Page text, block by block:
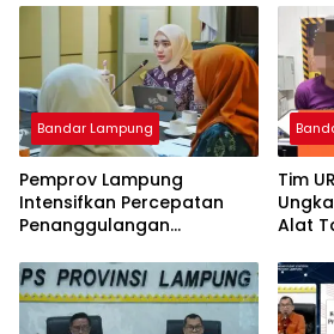
Muda
Bandar Lampung
Pemprov Lampung
Intensifkan Percepatan
Penanggulangan
Tanggamus
Tim
Alat